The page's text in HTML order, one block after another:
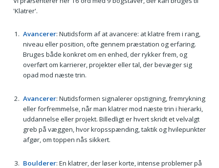
'Klatrer'.
Avancerer: Nutidsform af at avancere: at klatre frem i rang,
niveau eller position, ofte gennem præstation og erfaring.
Bruges både konkret om en enhed, der rykker frem, og
overført om karrierer, projekter eller tal, der bevæger sig
opad mod næste trin.
Avancerer: Nutidsformen signalerer opstigning, fremrykning
eller forfremmelse, når man klatrer mod næste trin i hierarki,
uddannelse eller projekt. Billedligt er hvert skridt et velvalgt
greb på væggen, hvor kropsspænding, taktik og hvilepunkter
afgør, om toppen nås sikkert.
Boulderer: En klatrer, der løser korte, intense problemer på